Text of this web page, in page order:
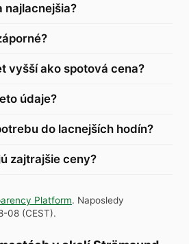
najlacnejšia?
vyšší ako spotová cena?
údaje?
do lacnejších hodín?
zajtrajšie ceny?
Platform. Naposledy
08 (CEST).